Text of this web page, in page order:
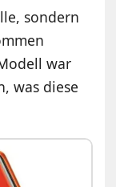
sondern
war
was diese